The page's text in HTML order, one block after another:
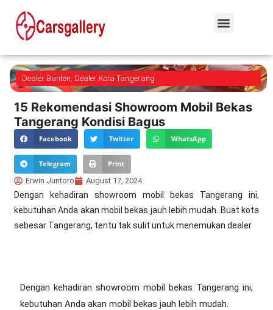
Dealer Banten, Dealer Kota Tangerang
15 Rekomendasi Showroom Mobil Bekas
Tangerang Kondisi Bagus
Facebook Twitter WhatsApp
Telegram Print
Erwin Juntoro August 17, 2024
Dengan kehadiran showroom mobil bekas Tangerang ini,
kebutuhan Anda akan mobil bekas jauh lebih mudah. Buat kota
sebesar Tangerang, tentu tak sulit untuk menemukan dealer
Dengan kehadiran showroom mobil bekas Tangerang ini,
kebutuhan Anda akan mobil bekas jauh lebih mudah.